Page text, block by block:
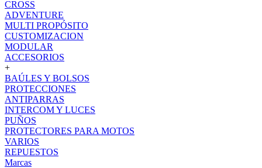
CROSS
ADVENTURE
MULTI PROPÓSITO
CUSTOMIZACION
MODULAR
ACCESORIOS
+
BAÚLES Y BOLSOS
PROTECCIONES
ANTIPARRAS
INTERCOM Y LUCES
PUÑOS
PROTECTORES PARA MOTOS
VARIOS
REPUESTOS
Marcas